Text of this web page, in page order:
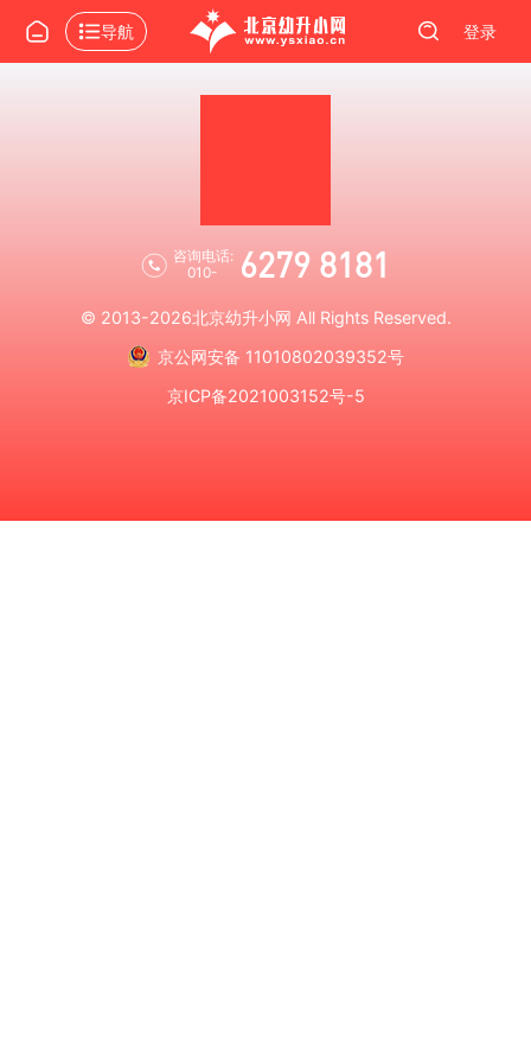
导航 登录
咨询电话:
010-
6279 8181
© 2013-2026北京幼升小网 All Rights Reserved.
京公网安备 11010802039352号
京ICP备2021003152号-5